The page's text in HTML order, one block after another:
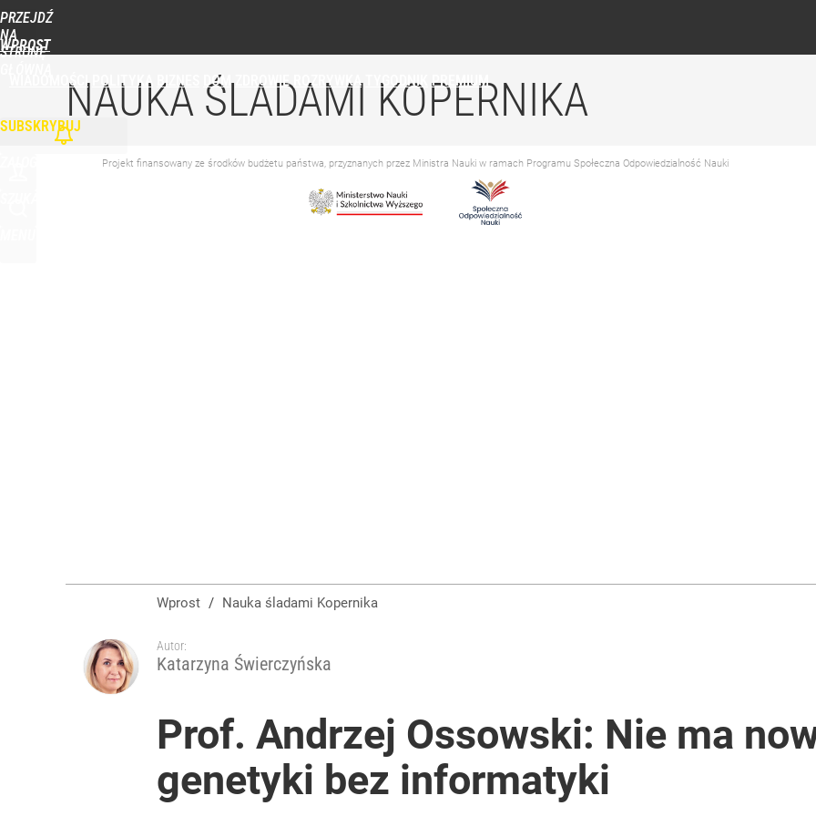
PRZEJDŹ
NA
STRONĘ
WPROST
WIADOMOŚCI POLITYKA BIZNES DOM ZDROWIE ROZRYWKA TYGODNIK PREMIUM
SUBSKRYBUJNAUKA ŚLADAMI KOPERNIKA
Projekt finansowany ze środków budżetu państwa, przyznanych przez Ministra Nauki w ramach Programu Społeczna Odpowiedzialność Nauki
Wprost / Nauka śladami Kopernika
Autor:
Katarzyna Świerczyńska
Prof. Andrzej Ossowski: Nie ma
genetyki bez informatyki